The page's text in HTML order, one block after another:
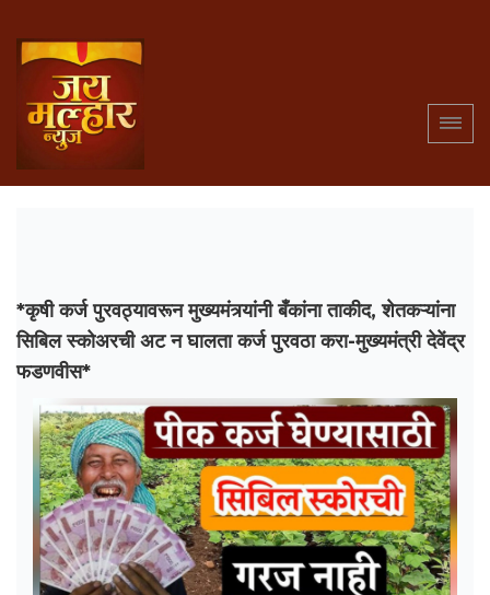
*कृषी कर्ज पुरवठ्यावरून मुख्यमंत्र्यांनी बँकांना ताकीद, शेतकऱ्यांना
सिबिल स्कोअरची अट न घालता कर्ज पुरवठा करा-मुख्यमंत्री देवेंद्र
फडणवीस*